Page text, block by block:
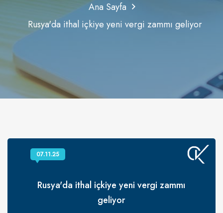
Ana Sayfa
Rusya'da ithal içkiye yeni vergi zammı geliyor
Rusya'da ithal içkiye yeni vergi zammı
geliyor
07.11.25